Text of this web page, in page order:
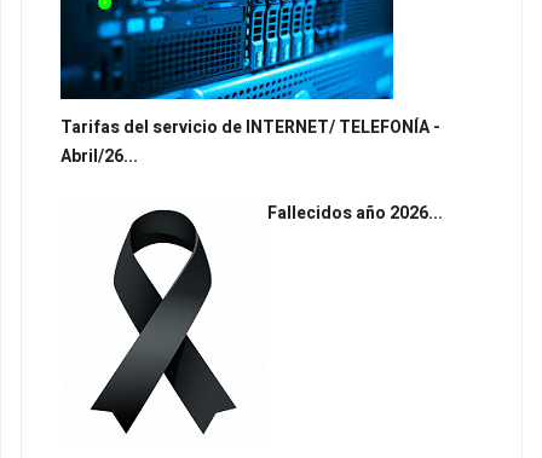
Tarifas del servicio de INTERNET/ TELEFONÍA -
Abril/26...
Fallecidos año 2026...